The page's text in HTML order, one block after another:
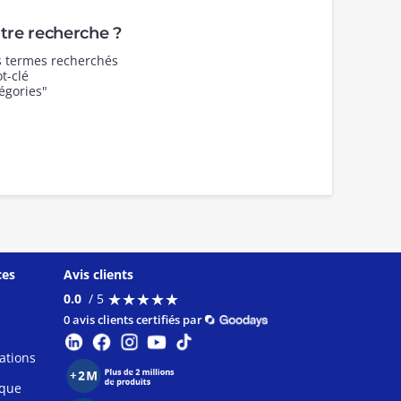
recherche ?
recherchés
clé
Avis clients
0.0 / 5 ★★★★★
★★★★★
0 avis clients certifiés par